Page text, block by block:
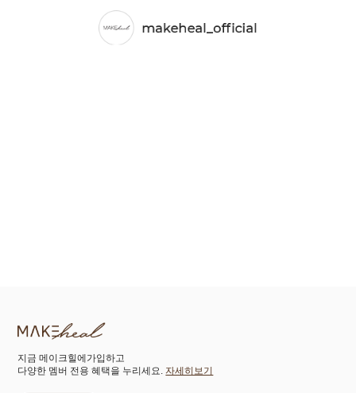
지금 메이크힐에가입하고
다양한 멤버 전용 혜택을 누리세요.자세히보기